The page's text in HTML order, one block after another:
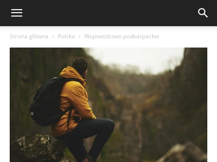
Strona główna Polska Województwo podkarpackie